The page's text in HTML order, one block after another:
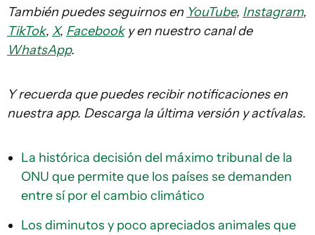
También puedes seguirnos en YouTube, Instagram,
TikTok, X, Facebooky en nuestro canal de
WhatsApp.
Y recuerda que puedes recibir notificaciones en
nuestra app. Descarga la última versión y actívalas.
La histórica decisión del máximo tribunal de la
ONU que permite que los países se demanden
entre sí por el cambio climático
Los diminutos y poco apreciados animales que